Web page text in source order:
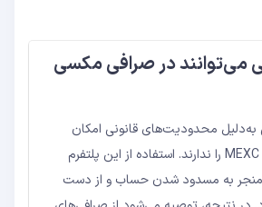
می‌توانند در صرافی مکسی
به‌دلیل محدودیت‌های قانونی امکان
فعالیت در صرافی MEXC را ندارند. استفاده از این پلتفرم
منجر به مسدود شدن حساب و از دست